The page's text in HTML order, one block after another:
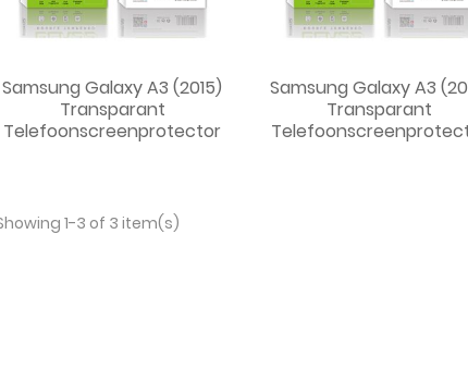
Samsung Galaxy A3 (2015)
Transparant
Telefoonscreenprotector
Samsung Galaxy A3
Transparant
1-3 of 3 item(s)